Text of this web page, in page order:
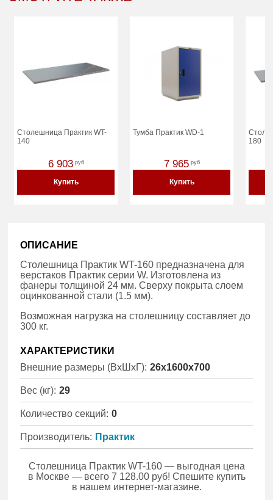
Столешница Практик WT-
140
6 903 руб
Купить
Тумба Практик WD-1
7 965 руб
Купить
180
ОПИСАНИЕ
Столешница Практик WT-160 предназначена для
верстаков Практик серии W. Изготовлена из
фанеры толщиной 24 мм. Сверху покрыта слоем
оцинкованной стали (1.5 мм).
Возможная нагрузка на столешницу составляет до
300 кг.
ХАРАКТЕРИСТИКИ
Внешние размеры (ВхШхГ): 26x1600x700
Вес (кг): 29
Количество секций: 0
Производитель: Практик
Столешница Практик WT-160 — выгодная цена
в Москве — всего 7 128.00 руб! Спешите купить
в нашем интернет-магазине.